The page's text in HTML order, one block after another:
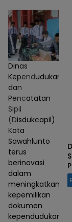
Dinas
Kependudukan
dan
Pencatatan
Sipil
(Disdukcapil)
Kota
Sawahlunto
terus
berinovasi
dalam
meningkatkan
kepemilikan
dokumen
kependudukan